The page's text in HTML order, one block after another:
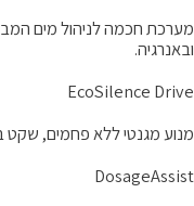
חכמה לניהול מים
EcoSilence
מגנטי ללא פחמים, שקט